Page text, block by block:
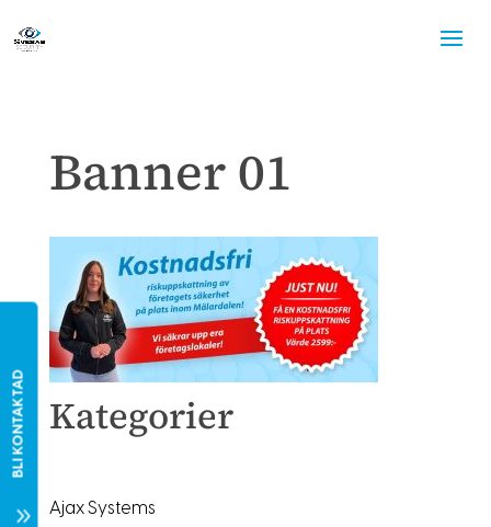
Banner 01
Kategorier
Ajax Systems
7
BLI KONTAKTAD